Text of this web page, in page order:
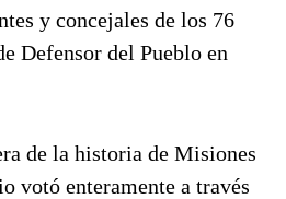
y concejales de los 76
Defensor del Pueblo en
de la historia de Misiones
votó enteramente a través